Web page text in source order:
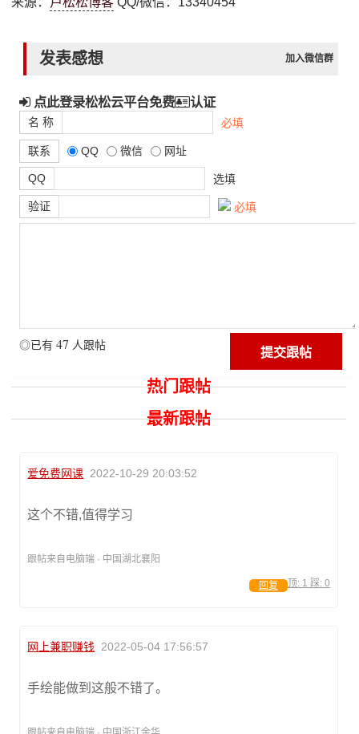
发表感想 加入微信群
点此登录松松云平台免费 认证
名 称 必填
联系 QQ 微信 网址
QQ 选填
验证 必填
◎已有 47 人跟帖
热门跟帖
最新跟帖
爱免费网课 2022-10-29 20:03:52
这个不错,值得学习
跟帖来自电脑端 · 中国湖北襄阳
顶: 1 踩: 0
回复
网上兼职赚钱 2022-05-04 17:56:57
手绘能做到这般不错了。